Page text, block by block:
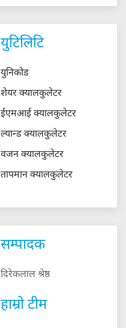
युटिलिटि
युनिकोड
शेयर क्यालकुलेटर
ईएमआई क्यालकुलेटर
ल्यान्ड क्यालकुलेटर
वजन क्यालकुलेटर
तापमान क्यालकुलेटर
सम्पादक
दिरेकलाल श्रेष्ठ
हाम्रो टीम